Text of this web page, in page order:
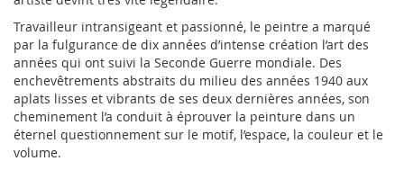
Travailleur intransigeant et passionné, le peintre a marqué
par la fulgurance de dix années d’intense création l’art des
années qui ont suivi la Seconde Guerre mondiale. Des
enchevêtrements abstraits du milieu des années 1940 aux
aplats lisses et vibrants de ses deux dernières années, son
cheminement l’a conduit à éprouver la peinture dans un
éternel questionnement sur le motif, l’espace, la couleur et le
volume.